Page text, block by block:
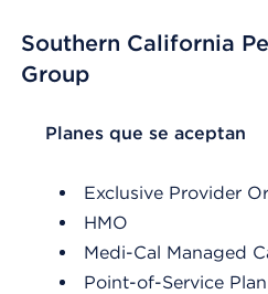
Southern California
Group
List Header Planes que se
Planes que se aceptan
Exclusive Provider
HMO
Medi-Cal Managed
Point-of-Service